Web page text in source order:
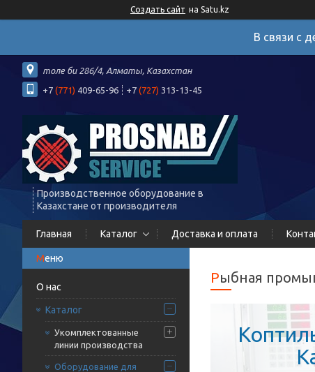
Создать сайт на Satu.kz
В связи с
толе би 286/4, Алматы, Казахстан
+7 (771) 409-65-96 +7 (727) 313-13-45
Производственное оборудование в
Казахстане от производителя
Главная Каталог Доставка и оплата
О нас
Каталог
Укомплектованные
линии производства
Оборудование для
Рыбная